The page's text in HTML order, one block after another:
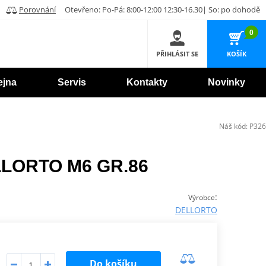
Porovnání Otevřeno: Po-Pá: 8:00-12:00 12:30-16.30| So: po dohodě
PŘIHLÁSIT SE
0
KOŠÍK
Servis Kontakty Novinky
M6 GR.86
Výrobce:
DELLORTO
Náš kód: P326